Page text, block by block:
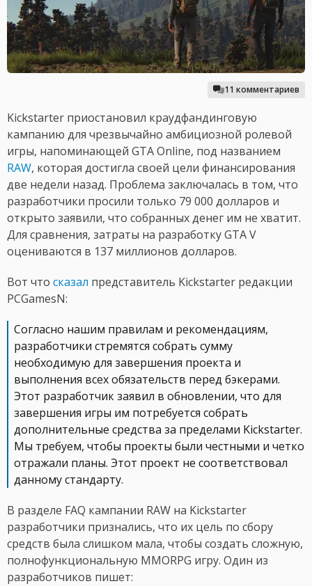
11 комментариев
Kickstarter приостановил краудфандинговую
кампанию для чрезвычайно амбициозной ролевой
игры, напоминающей GTA Online, под названием
RAW, которая достигла своей цели финансирования
две недели назад. Проблема заключалась в том, что
разработчики просили только 79 000 долларов и
открыто заявили, что собранных денег им не хватит.
Для сравнения, затраты на разработку GTA V
оцениваются в 137 миллионов долларов.
Вот что сказал представитель Kickstarter редакции
PCGamesN:
Согласно нашим правилам и рекомендациям,
разработчики стремятся собрать сумму
необходимую для завершения проекта и
выполнения всех обязательств перед бэкерами.
Этот разработчик заявил в обновлении, что для
завершения игры им потребуется собрать
дополнительные средства за пределами Kickstarter.
Мы требуем, чтобы проекты были честными и четко
отражали планы. Этот проект не соответствовал
данному стандарту.
В разделе FAQ кампании RAW на Kickstarter
разработчики признались, что их цель по сбору
средств была слишком мала, чтобы создать сложную,
полнофункциональную MMORPG игру. Один из
разработчиков пишет: